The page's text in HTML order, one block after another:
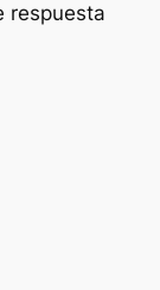
respuesta